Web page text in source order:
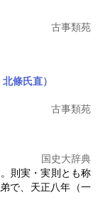
古事類苑
條氏直）
古事類苑
国史大辞典
則実・実則とも称
で、天正八年（一